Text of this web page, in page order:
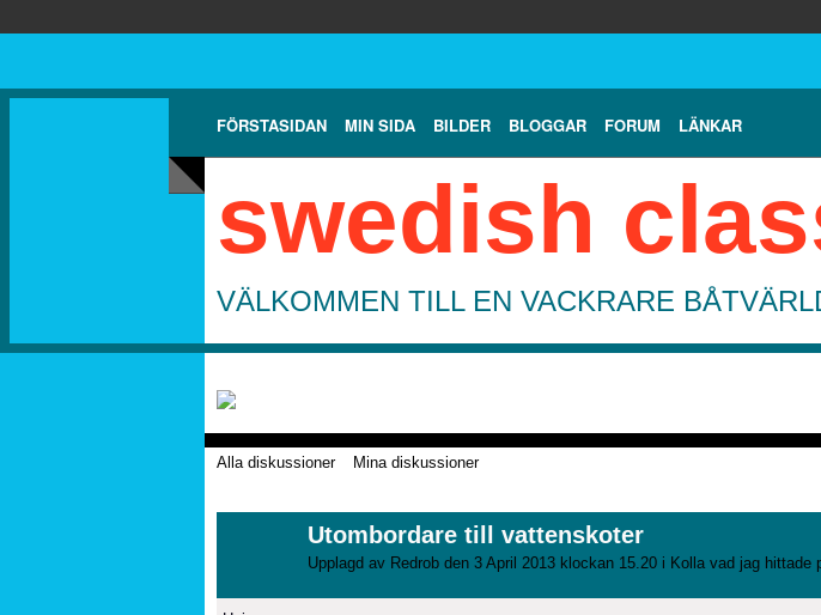
FÖRSTASIDAN MIN SIDA BILDER BLOGGAR FORUM LÄNKAR
swedish
VÄLKOMMEN TILL EN VACKRARE
Alla diskussioner Mina diskussioner
Utombordare till vattenskoter
Upplagd av Redrob den 3 April 2013 klockan 15.20 i Kolla vad jag hittade